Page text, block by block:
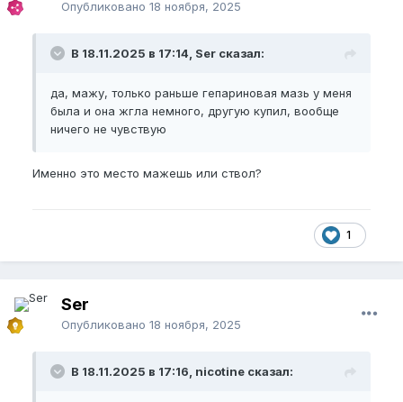
войдите , чтобы увидеть скрытую ссылку.
войдите, чтобы увидеть скрытую ссылку.
Опубликовано 18 ноября, 2025
В 18.11.2025 в 17:14, Ser сказал:
да, мажу, только раньше гепариновая мазь у меня
была и она жгла немного, другую купил, вообще
ничего не чувствую
Именно это место мажешь или ствол?
1
Ser
Опубликовано 18 ноября, 2025
В 18.11.2025 в 17:16, nicotine сказал: